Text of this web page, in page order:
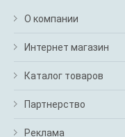
О компании
Интернет магазин
Каталог товаров
Партнерство
Реклама